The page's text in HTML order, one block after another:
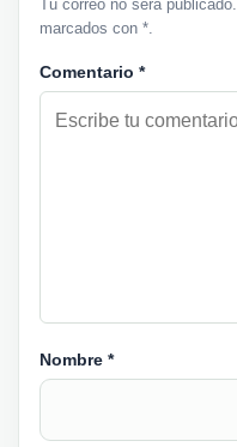
Tu correo no será
marcados con *.
Comentario *
Nombre *